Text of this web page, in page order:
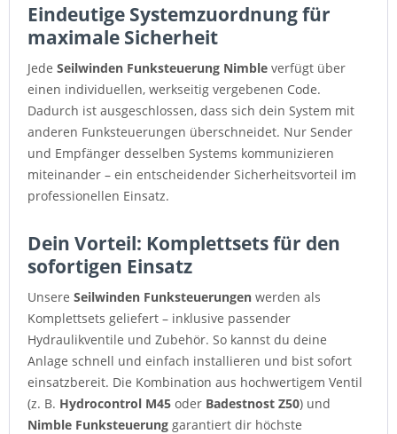
Eindeutige Systemzuordnung für
maximale Sicherheit
Jede Seilwinden Funksteuerung Nimble verfügt über
einen individuellen, werkseitig vergebenen Code.
Dadurch ist ausgeschlossen, dass sich dein System mit
anderen Funksteuerungen überschneidet. Nur Sender
und Empfänger desselben Systems kommunizieren
miteinander – ein entscheidender Sicherheitsvorteil im
professionellen Einsatz.
Dein Vorteil: Komplettsets für den
sofortigen Einsatz
Unsere Seilwinden Funksteuerungen werden als
Komplettsets geliefert – inklusive passender
Hydraulikventile und Zubehör. So kannst du deine
Anlage schnell und einfach installieren und bist sofort
einsatzbereit. Die Kombination aus hochwertigem Ventil
(z. B. Hydrocontrol M45 oder Badestnost Z50) und
Nimble Funksteuerung garantiert dir höchste